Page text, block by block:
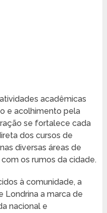
acadêmicas
e acolhimento pela
se fortalece cada
dos cursos de
diversas áreas de
os rumos da cidade.
à comunidade, a
Londrina a marca de
nacional e